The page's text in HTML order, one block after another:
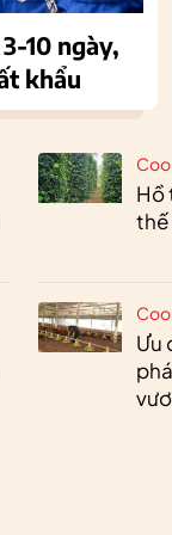
Hồ
thế
Ưu
10 ngày,
khẩu